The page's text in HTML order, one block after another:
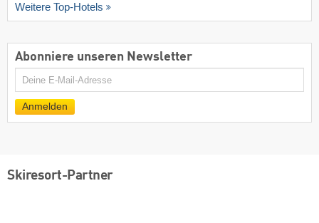
Weitere Top-Hotels
Abonniere unseren Newsletter
E-
Anmelden
Skiresort-Partner